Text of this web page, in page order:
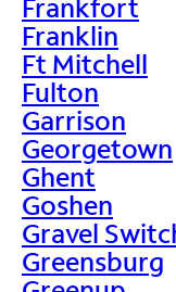
Frankfort
Franklin
Ft Mitchell
Fulton
Garrison
Georgetown
Ghent
Goshen
Gravel
Greensburg